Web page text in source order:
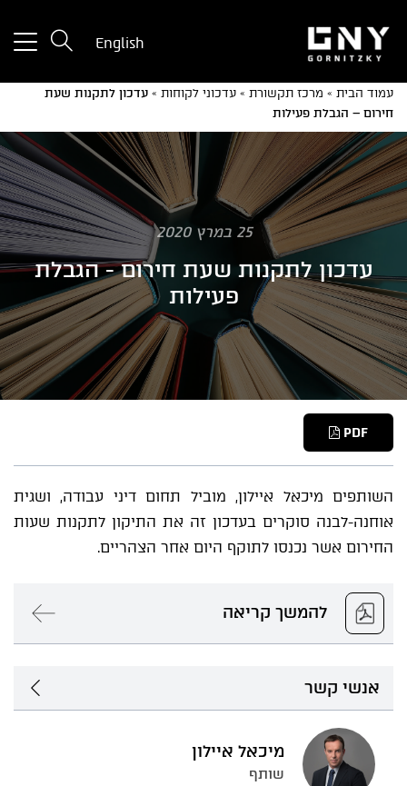
a
English
עמוד הבית » מרכז תקשורת » עדכוני לקוחות » עדכון לתקנות שעת
חירום – הגבלת פעילות
25 במרץ 2020
עדכון לתקנות שעת חירום - הגבלת
פעילות
PDF
השותפים מיכאל איילון, מוביל תחום דיני עבודה, ושגית
אוחנה-לבנה סוקרים בעדכון זה את התיקון לתקנות שעות
החירום אשר נכנסו לתוקף היום אחר הצהריים.
להמשך קריאה
אנשי קשר
מיכאל איילון
שותף